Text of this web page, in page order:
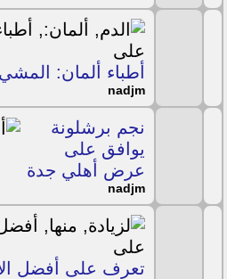
أطباء ألمان:
nadjm
نجم برشلونة
يوافق على
عرض أهلي جدة
nadjm
تعرف على أفضل